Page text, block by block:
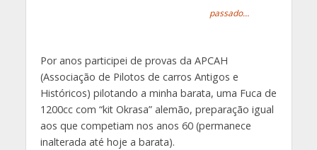
passado…
Por anos participei de provas da APCAH
(Associação de Pilotos de carros Antigos e
Históricos) pilotando a minha barata, uma Fuca de
1200cc com “kit Okrasa” alemão, preparação igual
aos que competiam nos anos 60 (permanece
inalterada até hoje a barata).